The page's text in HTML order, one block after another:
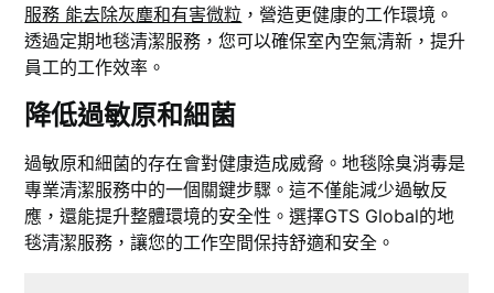
服務 能去除灰塵和有害微粒 ，營造更健康的工作環境。
透過定期地毯清潔服務，您可以確保室內空氣清新，提升
員工的工作效率。
降低過敏原和細菌
過敏原和細菌的存在會對健康造成威脅。地毯除臭消毒是
專業清潔服務中的一個關鍵步驟。這不僅能減少過敏反
應，還能提升整體環境的安全性。選擇GTS Global的地
毯清潔服務，讓您的工作空間保持舒適和安全。